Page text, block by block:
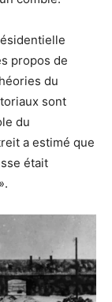
propos de
du
sont
du
a estimé que
était